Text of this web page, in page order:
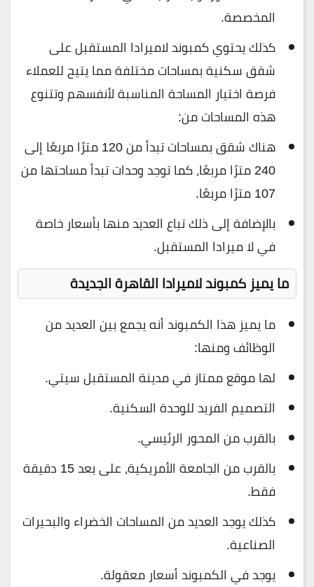
المخصصة.
كذلك يحتوي كمبوند لاميرادا المستقبل على
شقق سكنية بمساحات مختلفة مما يتيح للعملاء
فرصة اختيار المساحة المناسبة لأنفسهم وتتنوع
هذه المساحات من:
هناك شقق بمساحات تبدأ من 120 مترًا مربعًا إلى
240 مترًا مربعًا، كما توجد وحدات تبدأ مساحتها من
107 مترًا مربعًا.
بالإضافة إلى ذلك تباع العديد منها بأسعار خاصة
في لا ميرادا المستقبل.
ما يميز كمبوند لاميرادا القاهرة الجديدة
ما يميز هذا الكمبوند أنه يجمع بين العديد من
الوظائف ومنها:
لها موقع ممتاز في مدينة المستقبل سيتي.
التصميم الفريد للوحدة السكنية.
بالقرب من المحور الرئيسي.
بالقرب من الجامعة الأمريكية، على بعد 15 دقيقة
فقط.
كذلك يوجد العديد من المساحات الخضراء والبحيرات
الصناعية.
يوجد في الكمبوند أسعار معقولة.